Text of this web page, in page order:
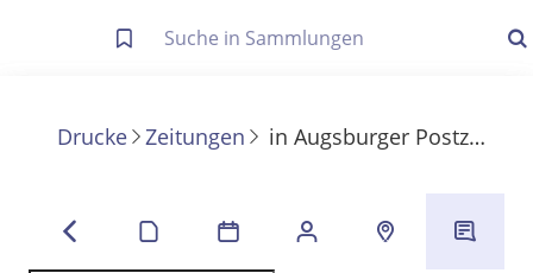
Die letzte Trefferliste besteht aus Ihrer letzten Suche, samt
Anzeigen
Drucke Zeitungen in Augsburger Postzeitung